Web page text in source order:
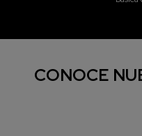
CONOCE